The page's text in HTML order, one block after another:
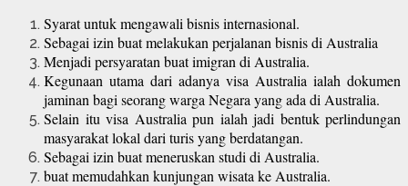
Syarat untuk mengawali bisnis internasional.
Sebagai izin buat melakukan perjalanan bisnis di Australia
Menjadi persyaratan buat imigran di Australia.
Kegunaan utama dari adanya visa Australia ialah dokumen
jaminan bagi seorang warga Negara yang ada di Australia.
Selain itu visa Australia pun ialah jadi bentuk perlindungan
masyarakat lokal dari turis yang berdatangan.
Sebagai izin buat meneruskan studi di Australia.
buat memudahkan kunjungan wisata ke Australia.